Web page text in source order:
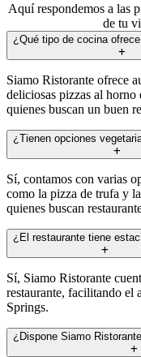
Aquí respondemos a las
de tu
¿Qué tipo de cocina
Siamo Ristorante ofrece
deliciosas pizzas al horno
quienes buscan un buen
¿Tienen opciones
Sí, contamos con varias
como la pizza de trufa y
quienes buscan
¿El restaurante tiene
Sí, Siamo Ristorante
restaurante, facilitando el
Springs.
¿Dispone Siamo